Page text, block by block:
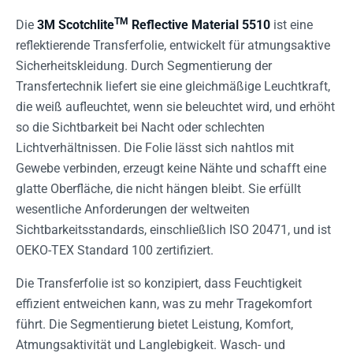
Die 3M ScotchliteTM Reflective Material 5510 ist eine
reflektierende Transferfolie, entwickelt für atmungsaktive
Sicherheitskleidung. Durch Segmentierung der
Transfertechnik liefert sie eine gleichmäßige Leuchtkraft,
die weiß aufleuchtet, wenn sie beleuchtet wird, und erhöht
so die Sichtbarkeit bei Nacht oder schlechten
Lichtverhältnissen. Die Folie lässt sich nahtlos mit
Gewebe verbinden, erzeugt keine Nähte und schafft eine
glatte Oberfläche, die nicht hängen bleibt. Sie erfüllt
wesentliche Anforderungen der weltweiten
Sichtbarkeitsstandards, einschließlich ISO 20471, und ist
OEKO-TEX Standard 100 zertifiziert.
Die Transferfolie ist so konzipiert, dass Feuchtigkeit
effizient entweichen kann, was zu mehr Tragekomfort
führt. Die Segmentierung bietet Leistung, Komfort,
Atmungsaktivität und Langlebigkeit. Wasch- und